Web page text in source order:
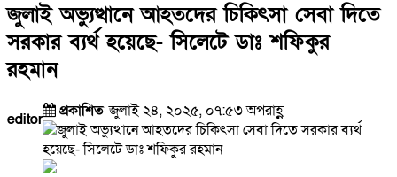
জুলাই অভ্যুত্থানে আহতদের চিকিৎসা সেবা দিতে
সরকার ব্যর্থ হয়েছে- সিলেটে ডাঃ শফিকুর
রহমান
editor প্রকাশিতজুলাই ২৪, ২০২৫, ০৭:৫৩ অপরাহ্ণ